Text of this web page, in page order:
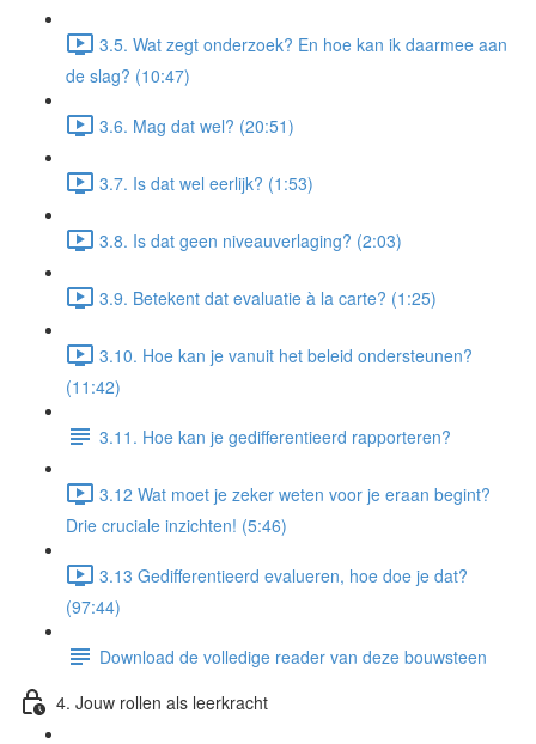
3.5. Wat zegt onderzoek? En hoe kan ik daarmee aan
de slag? (10:47)
3.6. Mag dat wel? (20:51)
3.7. Is dat wel eerlijk? (1:53)
3.8. Is dat geen niveauverlaging? (2:03)
3.9. Betekent dat evaluatie à la carte? (1:25)
3.10. Hoe kan je vanuit het beleid ondersteunen?
(11:42)
3.11. Hoe kan je gedifferentieerd rapporteren?
3.12 Wat moet je zeker weten voor je eraan begint?
Drie cruciale inzichten! (5:46)
3.13 Gedifferentieerd evalueren, hoe doe je dat?
(97:44)
Download de volledige reader van deze bouwsteen
4. Jouw rollen als leerkracht